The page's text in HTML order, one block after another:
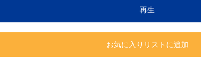
再生
お気に入りリストに追加